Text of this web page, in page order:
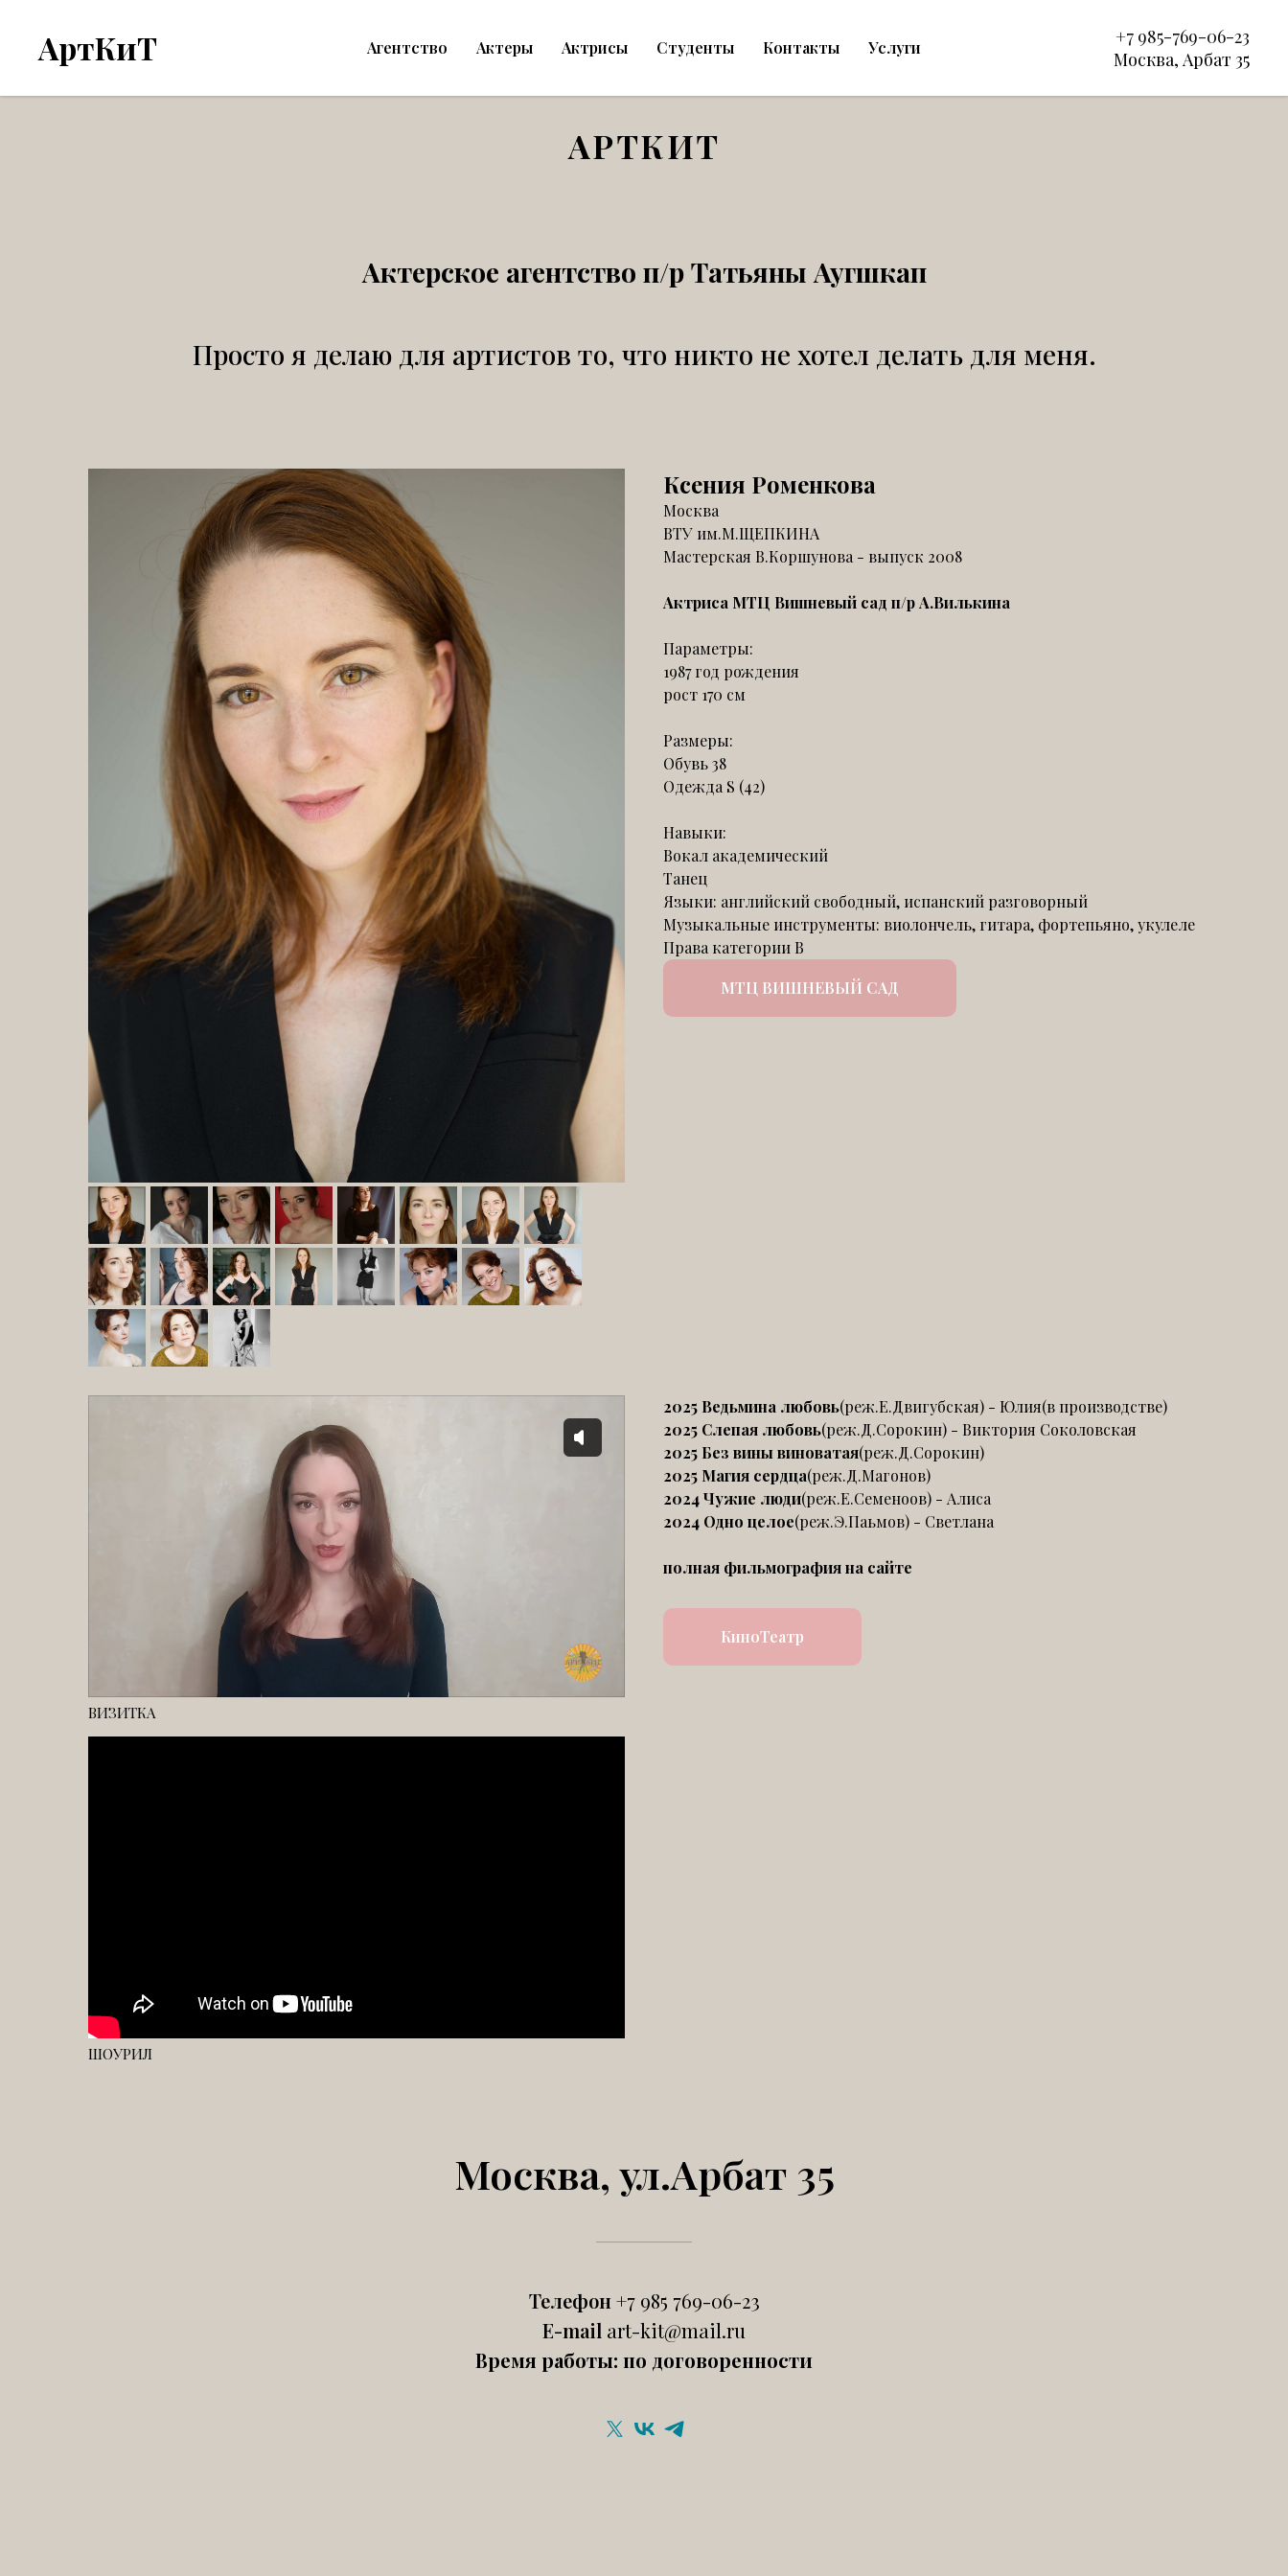
АртКиТ Агентство Актеры Актрисы Студенты Контакты Услуги +7 985-769-06-23
Москва, Арбат 35
АРТКИТ
Актерское агентство п/р Татьяны Аугшкап
Просто я делаю для артистов то, что никто не хотел делать для меня.
Ксения Роменкова
Москва
ВТУ им.М.ЩЕПКИНА
Мастерская В.Коршунова - выпуск 2008
Актриса МТЦ Вишневый сад п/р А.Вилькина
Параметры:
1987 год рождения
рост 170 см
Размеры:
Обувь 38
Одежда S (42)
Навыки:
Вокал академический
Танец
Языки: английский свободный, испанский разговорный
Музыкальные инструменты: виолончель, гитара, фортепьяно, укулеле
Права категории В
МТЦ ВИШНЕВЫЙ САД
ВИЗИТКА
2025 Ведьмина любовь(реж.Е.Двигубская) - Юлия(в производстве)
2025 Слепая любовь(реж.Д.Сорокин) - Виктория Соколовская
2025 Без вины виноватая(реж.Д.Сорокин)
2025 Магия сердца(реж.Д.Магонов)
2024 Чужие люди(реж.Е.Семеноов) - Алиса
2024 Одно целое(реж.Э.Паьмов) - Светлана
полная фильмография на сайте
КиноТеатр
ШОУРИЛ
Москва, ул.Арбат 35
Телефон+7 985 769-06-23
E-mail art-kit@mail.ru
Время работы: по договоренности